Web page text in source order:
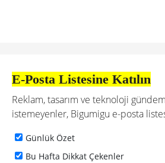
E-Posta Listesine Katılın
Reklam, tasarım ve teknoloji
istemeyenler, Bigumigu e-posta
Günlük Özet
Bu Hafta Dikkat Çekenler